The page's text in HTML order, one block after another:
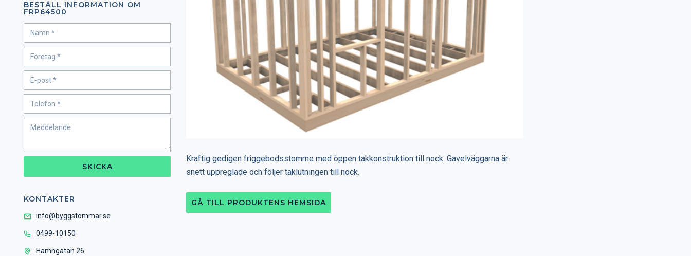
BESTÄLL INFORMATION OM
FRP64500
SKICKA
KONTAKTER
info@byggstommar.se
0499-10150
Hamngatan 26
Kraftig gedigen friggebodsstomme med öppen takkonstruktion till nock. Gavelväggarna är
snett uppreglade och följer taklutningen till nock.
GÅ TILL PRODUKTENS HEMSIDA